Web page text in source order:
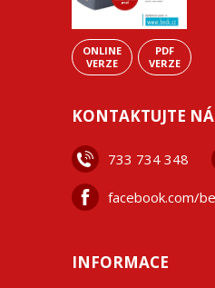
ONLINE
VERZE
PDF
VERZE
KONTAKTUJTE
733 734 348
facebook.com/
INFORMACE